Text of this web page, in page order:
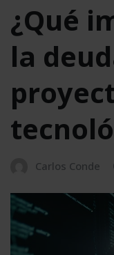
¿Qué
la
Carlos Conde